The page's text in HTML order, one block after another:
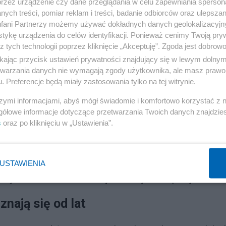
na podstawie i zeznań i dzisiejszej publikacji SE" -
Napieralskiego przy "pacyfikacji" posłanki B. w
jest żona Napieralskiego, "mamy do czynienia z
Napieralskiego, bo mamy do czynienia z
podsłuchowej. "Uważamy, że przed taką komisją
korupcja pana Michała Tuska, pana Donalda Tuska
doszło do niezidentyfikowanych eksplozji
się od lat
treści, pomiar reklam i treści, badanie odbiorców oraz
Partnerzy możemy używać dokładnych danych
urządzenia do celów identyfikacji. Ponieważ cenimy Twoją
tych technologii poprzez kliknięcie „Akceptuję”. Zgoda jest
przycisk ustawień prywatności znajdujący się w lewym
danych nie wymagają zgody użytkownika, ale masz
Preferencje będą miały zastosowania tylko na tej witrynie.
informacjami, abyś mógł świadomie i komfortowo korzystać z
informacje dotyczące przetwarzania Twoich danych
oraz po kliknięciu w „Ustawienia”.
USTAWIENIA